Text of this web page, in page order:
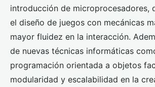
introducción de microprocesadores,
el diseño de juegos con mecánicas
mayor fluidez en la interacción.
de nuevas técnicas informáticas
programación orientada a objetos
modularidad y escalabilidad en la